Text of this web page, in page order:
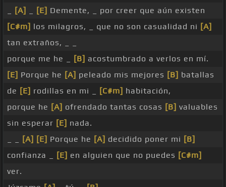
[A] [E] Demente, _ por creer que aún existen
[C#m] los milagros, _ que no son casualidad ni [A]
tan extraños, _ _
porque me he _
[B] acostumbrado a verlos en mí.
[E] Porque he [A] peleado mis mejores [B] batallas
de [E] rodillas en mi _ [C#m] habitación,
porque he [A] ofrendado tantas cosas [B] valuables
sin esperar [E] nada.
[A] [E] Porque he [A] decidido poner mi [B]
confianza _
[E] en alguien que no puedes [C#m]
ver.